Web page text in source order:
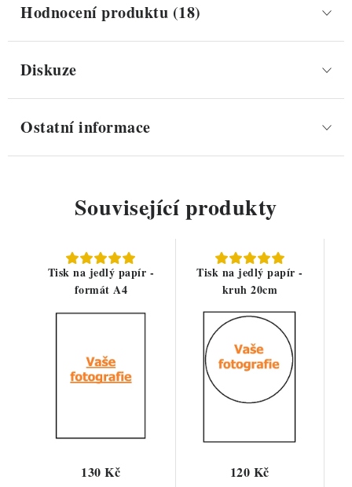
Hodnocení produktu (18)
Diskuze
Ostatní informace
Související produkty
Tisk na jedlý papír -
formát A4
130 Kč
Tisk na jedlý papír -
kruh 20cm
120 Kč